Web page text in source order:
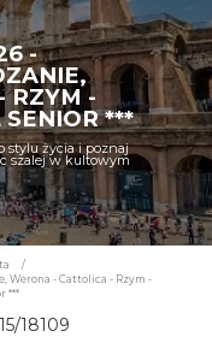
-
RZYM -
***
stylu życia i poznaj
szalej w kultowym
/
Werona - Cattolica - Rzym -
***
18109